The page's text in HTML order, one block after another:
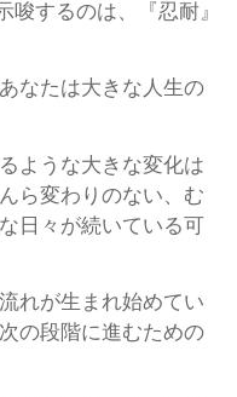
唆するのは、『忍耐』
なたは大きな人生の
ような大きな変化は
ら変わりのない、む
日々が続いている可
れが生まれ始めてい
の段階に進むための